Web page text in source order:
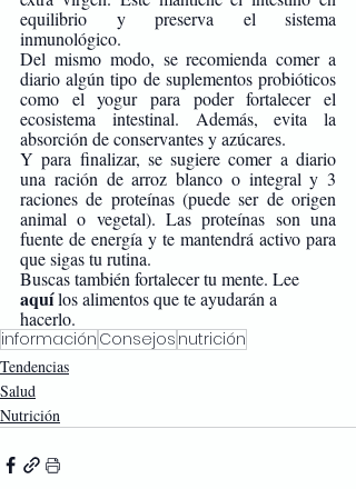
equilibrio y preserva el sistema
inmunológico.
Del mismo modo, se recomienda comer a
diario algún tipo de suplementos probióticos
como el yogur para poder fortalecer el
ecosistema intestinal. Además, evita la
absorción de conservantes y azúcares.
Y para finalizar, se sugiere comer a diario
una ración de arroz blanco o integral y 3
raciones de proteínas (puede ser de origen
animal o vegetal). Las proteínas son una
fuente de energía y te mantendrá activo para
que sigas tu rutina.
Buscas también fortalecer tu mente. Lee
aquí los alimentos que te ayudarán a
hacerlo.
información Consejos nutrición
Tendencias
Salud
Nutrición